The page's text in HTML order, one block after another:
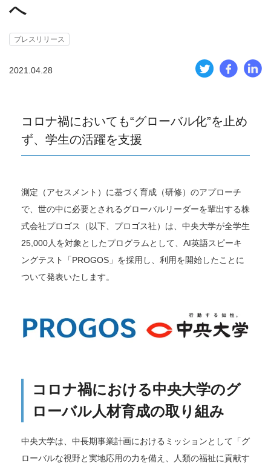
へ
プレスリリース
2021.04.28
コロナ禍においても“グローバル化”を止め
ず、学生の活躍を支援
測定（アセスメント）に基づく育成（研修）のアプローチ
で、世の中に必要とされるグローバルリーダーを輩出する株
式会社プロゴス（以下、プロゴス社）は、中央大学が全学生
25,000人を対象としたプログラムとして、AI英語スピーキ
ングテスト「PROGOS」を採用し、利用を開始したことに
ついて発表いたします。
コロナ禍における中央大学のグ
ローバル人材育成の取り組み
中央大学は、中長期事業計画におけるミッションとして「グ
ローバルな視野と実地応用の力を備え、人類の福祉に貢献す